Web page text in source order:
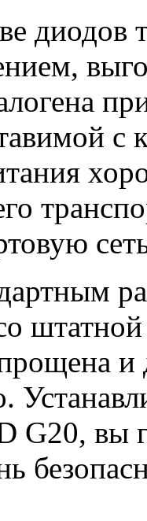
диодов
штатной
и
G20, вы